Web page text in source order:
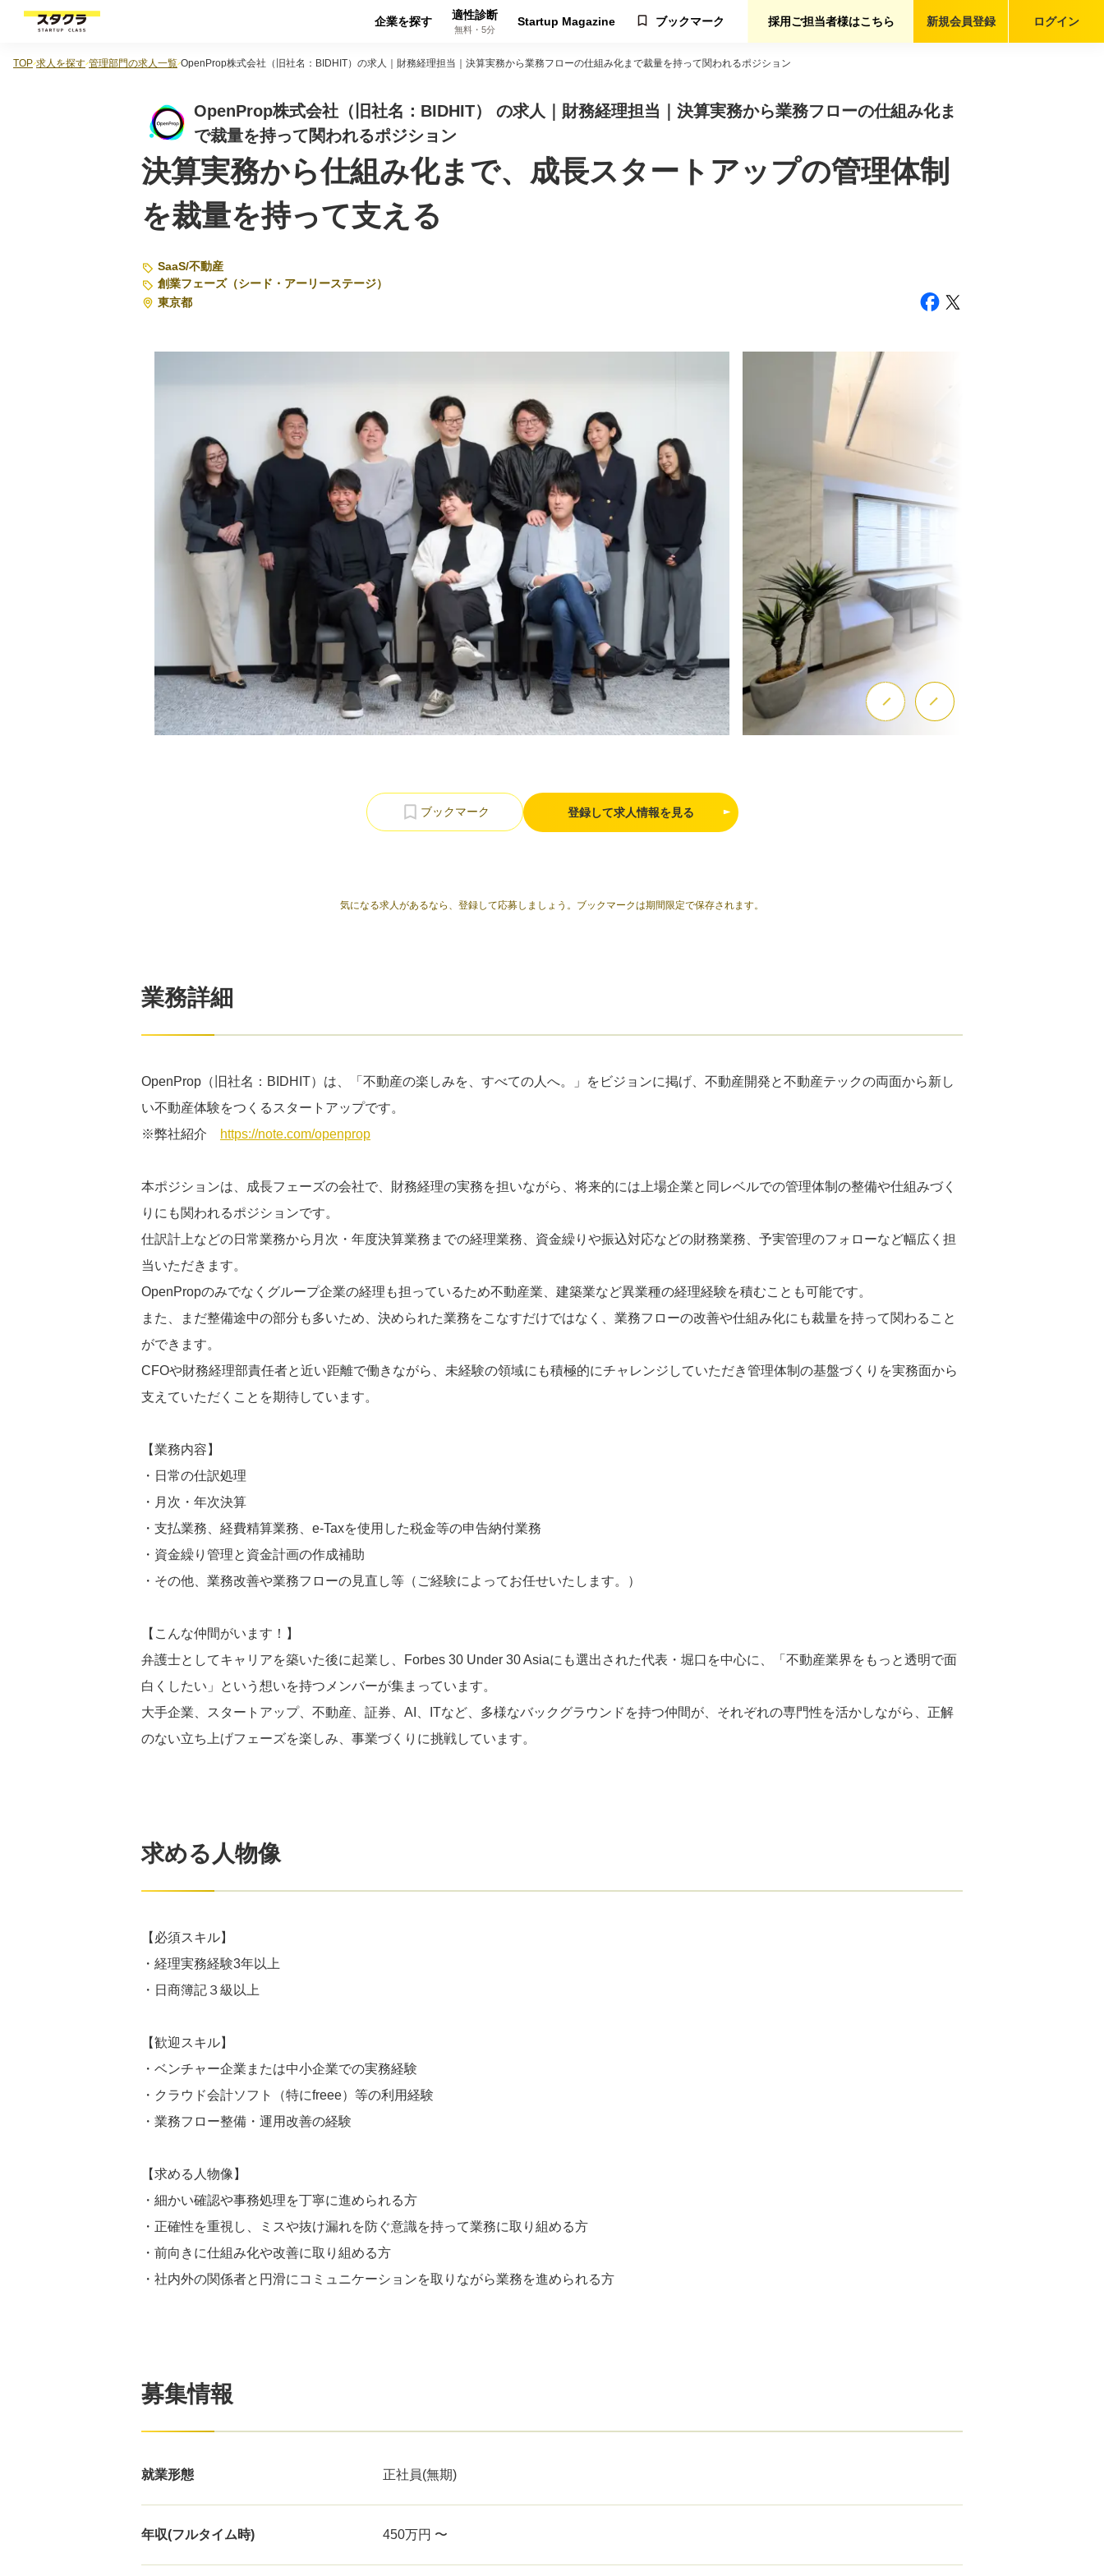
企業を探す 適性診断
無料・5分
Startup Magazine ブックマーク 採用ご担当者様はこちら ログイン
新規会員登録
TOP 求人を探す 管理部門の求人一覧 OpenProp株式会社（旧社名：BIDHIT）の求人｜財務経理担当｜決算実務から業務フローの仕組み化まで裁量を持って関われるポジション
OpenProp株式会社（旧社名：BIDHIT） の求人｜財務経理担当｜決算実務から業務フローの仕組み化ま
で裁量を持って関われるポジション
決算実務から仕組み化まで、成長スタートアップの管理体制
を裁量を持って支える
SaaS/不動産
創業フェーズ（シード・アーリーステージ）
東京都
登録して求人情報を見る
気になる求人があるなら、登録して応募しましょう。ブックマークは期間限定で保存されます。
業務詳細
OpenProp（旧社名：BIDHIT）は、「不動産の楽しみを、すべての人へ。」をビジョンに掲げ、不動産開発と不動産テックの両面から新し
い不動産体験をつくるスタートアップです。
※弊社紹介
https://note.com/openprop
本ポジションは、成長フェーズの会社で、財務経理の実務を担いながら、将来的には上場企業と同レベルでの管理体制の整備や仕組みづく
りにも関われるポジションです。
仕訳計上などの日常業務から月次・年度決算業務までの経理業務、資金繰りや振込対応などの財務業務、予実管理のフォローなど幅広く担
当いただきます。
OpenPropのみでなくグループ企業の経理も担っているため不動産業、建築業など異業種の経理経験を積むことも可能です。
また、まだ整備途中の部分も多いため、決められた業務をこなすだけではなく、業務フローの改善や仕組み化にも裁量を持って関わること
ができます。
CFOや財務経理部責任者と近い距離で働きながら、未経験の領域にも積極的にチャレンジしていただき管理体制の基盤づくりを実務面から
支えていただくことを期待しています。
【業務内容】
・日常の仕訳処理
・月次・年次決算
・支払業務、経費精算業務、e-Taxを使用した税金等の申告納付業務
・資金繰り管理と資金計画の作成補助
・その他、業務改善や業務フローの見直し等（ご経験によってお任せいたします。）
【こんな仲間がいます！】
弁護士としてキャリアを築いた後に起業し、Forbes 30 Under 30 Asiaにも選出された代表・堀口を中心に、「不動産業界をもっと透明で面
白くしたい」という想いを持つメンバーが集まっています。
大手企業、スタートアップ、不動産、証券、AI、ITなど、多様なバックグラウンドを持つ仲間が、それぞれの専門性を活かしながら、正解
のない立ち上げフェーズを楽しみ、事業づくりに挑戦しています。
求める人物像
【必須スキル】
・経理実務経験3年以上
・日商簿記３級以上
【歓迎スキル】
・ベンチャー企業または中小企業での実務経験
・クラウド会計ソフト（特にfreee）等の利用経験
・業務フロー整備・運用改善の経験
【求める人物像】
・細かい確認や事務処理を丁寧に進められる方
・正確性を重視し、ミスや抜け漏れを防ぐ意識を持って業務に取り組める方
・前向きに仕組み化や改善に取り組める方
・社内外の関係者と円滑にコミュニケーションを取りながら業務を進められる方
募集情報
就業形態 正社員(無期)
年収(フルタイム時) 450万円 〜